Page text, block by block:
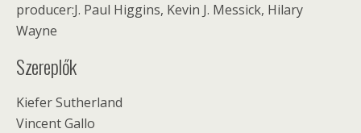
producer:J. Paul Higgins, Kevin J. Messick, Hilary
Wayne
Szereplők
Kiefer Sutherland
Vincent Gallo